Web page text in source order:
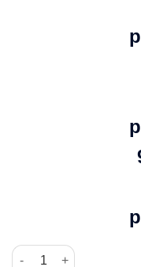
množstvo TORTA 7.Stitch